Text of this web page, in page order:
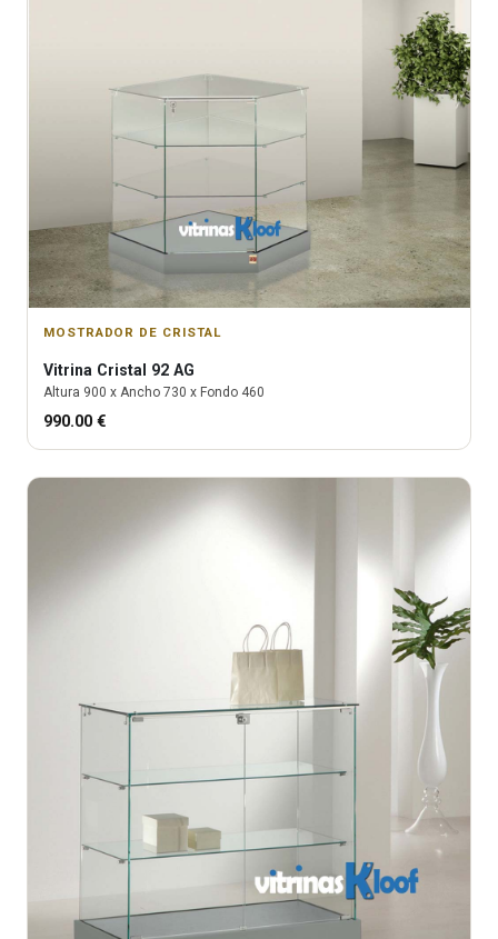
MOSTRADOR DE CRISTAL
Vitrina Cristal 92 AG
Altura 900 x Ancho 730 x Fondo 460
990.00 €